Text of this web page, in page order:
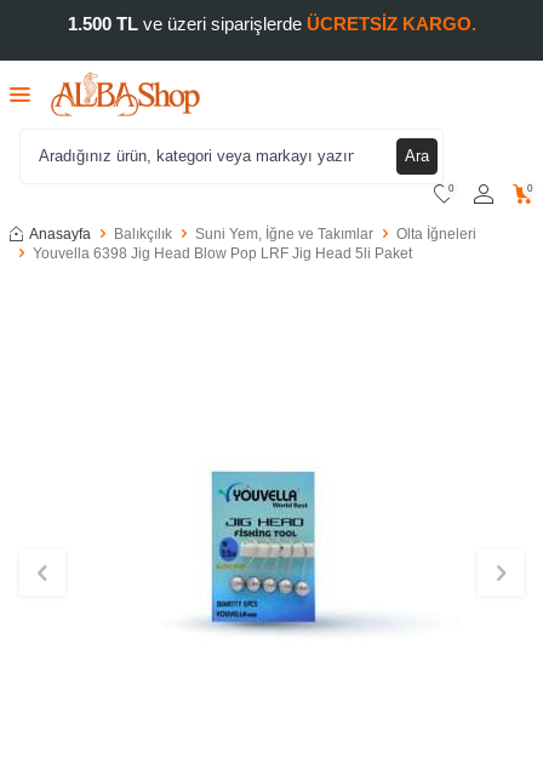
1.500 TLve üzeri siparişlerde ÜCRETSİZ KARGO.
Ara
0 0
Anasayfa Balıkçılık Suni Yem, İğne ve Takımlar
Olta İğneleri
Youvella 6398 Jig Head Blow Pop LRF Jig Head 5li Paket